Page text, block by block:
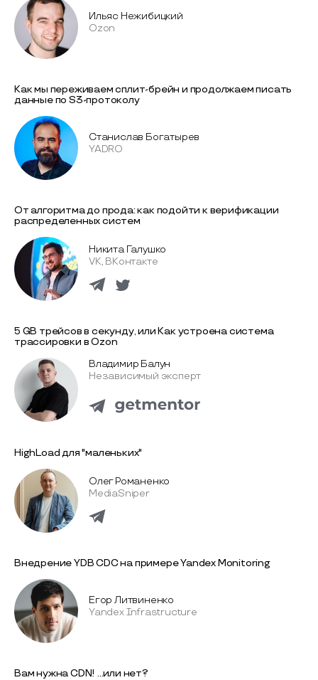
Ильяс Нежибицкий
Ozon
Как мы переживаем сплит-брейн и продолжаем писать
данные по S3-протоколу
Станислав Богатырев
YADRO
От алгоритма до прода: как подойти к верификации
распределенных систем
Никита Галушко
VK, ВКонтакте
5 GB трейсов в секунду, или Как устроена система
трассировки в Ozon
Владимир Балун
Независимый эксперт
HighLoad для "маленьких"
Олег Романенко
MediaSniper
Внедрение YDB CDC на примере Yandex Monitoring
Егор Литвиненко
Yandex Infrastructure
Вам нужна CDN! ...или нет?